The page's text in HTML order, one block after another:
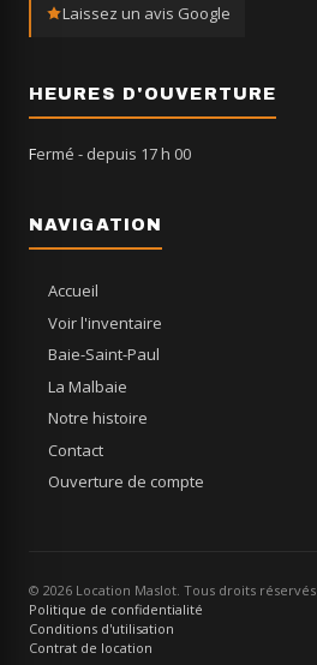
Laissez un avis Google
HEURES D'OUVERTURE
Fermé - depuis 17 h 00
NAVIGATION
Accueil
Voir l'inventaire
Baie-Saint-Paul
La Malbaie
Notre histoire
Contact
Ouverture de compte
© 2026 Location Maslot. Tous droits réservés
Politique de confidentialité
Conditions d'utilisation
Contrat de location